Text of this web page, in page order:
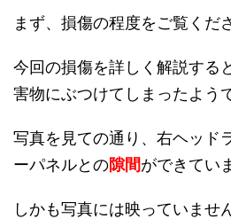
まず、損傷の程度をご覧くだ
今回の損傷を詳しく解説する
害物にぶつけてしまったよう
写真を見ての通り、右ヘッド
ーパネルとの隙間ができてい
しかも写真には映っていませ